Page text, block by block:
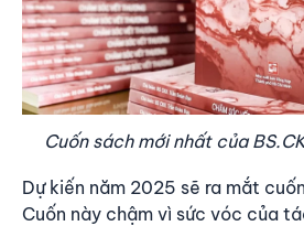
Cuốn sách mới nhất của
Dự kiến năm 2025 sẽ ra mắt
Cuốn này chậm vì sức vóc của